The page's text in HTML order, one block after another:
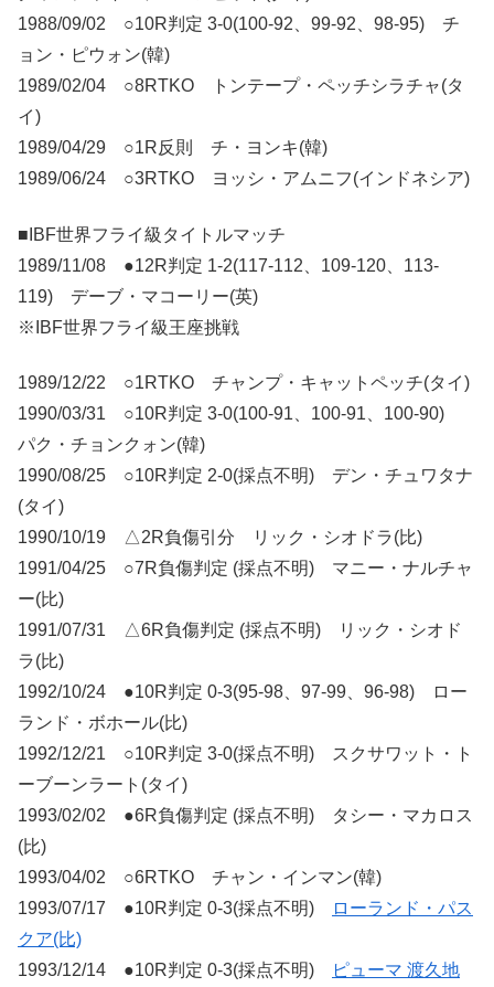
1988/09/02 ○10R判定 3-0(100-92、99-92、98-95) チ
ョン・ピウォン(韓)
1989/02/04 ○8RTKO トンテープ・ペッチシラチャ(タ
イ)
1989/04/29 ○1R反則 チ・ヨンキ(韓)
1989/06/24 ○3RTKO ヨッシ・アムニフ(インドネシア)
■IBF世界フライ級タイトルマッチ
1989/11/08 ●12R判定 1-2(117-112、109-120、113-
119) デーブ・マコーリー(英)
※IBF世界フライ級王座挑戦
1989/12/22 ○1RTKO チャンプ・キャットペッチ(タイ)
1990/03/31 ○10R判定 3-0(100-91、100-91、100-90)
パク・チョンクォン(韓)
1990/08/25 ○10R判定 2-0(採点不明) デン・チュワタナ
(タイ)
1990/10/19 △2R負傷引分 リック・シオドラ(比)
1991/04/25 ○7R負傷判定 (採点不明) マニー・ナルチャ
ー(比)
1991/07/31 △6R負傷判定 (採点不明) リック・シオド
ラ(比)
1992/10/24 ●10R判定 0-3(95-98、97-99、96-98) ロー
ランド・ボホール(比)
1992/12/21 ○10R判定 3-0(採点不明) スクサワット・ト
ーブーンラート(タイ)
1993/02/02 ●6R負傷判定 (採点不明) タシー・マカロス
(比)
1993/04/02 ○6RTKO チャン・インマン(韓)
1993/07/17 ●10R判定 0-3(採点不明)
ローランド・パス
クア(比)
1993/12/14 ●10R判定 0-3(採点不明)
ピューマ 渡久地